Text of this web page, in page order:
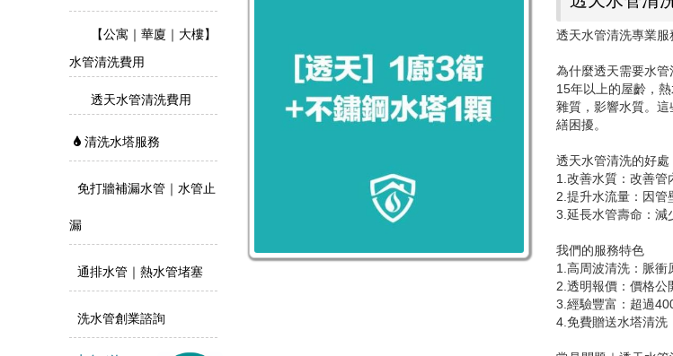
【公寓｜華廈｜大樓】
水管清洗費用
透天水管清洗費用
清洗水塔服務
免打牆補漏水管｜水管止
漏
通排水管｜熱水管堵塞
洗水管創業諮詢
透天水管清洗專業
為什麼透天需要水管
15年以上的屋齡，
雜質，影響水質。
繕困擾。
透天水管清洗的好處
1.改善水質：改善管
2.提升水流量：因管
3.延長水管壽命：減
我們的服務特色
1.高周波清洗：脈衝
2.透明報價：價格公
3.經驗豐富：超過
4.免費贈送水塔清洗